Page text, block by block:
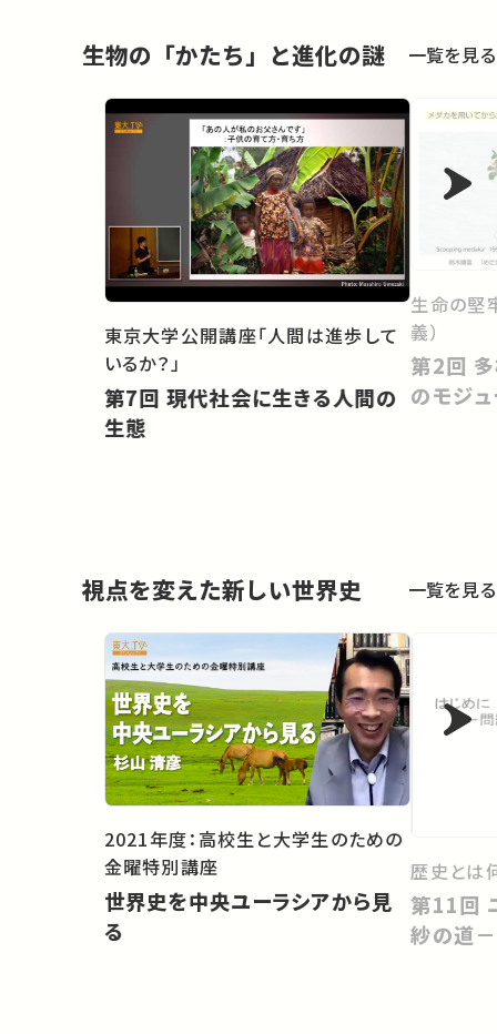
生物の「かたち」と進化の謎 一覧を見る
東京大学公開講座「人間は進歩して
いるか？」
第7回 現代社会に生きる人間の
生態
生命の堅
義）
第2回 多様な形を創出する発生
のモジ
視点を変えた新しい世界史 一覧を見る
2021年度：高校生と大学生のための
金曜特別講座
世界史を中央ユーラシアから見
る
歴史とは
第11回 ユーラシア東西交易と更
紗の道